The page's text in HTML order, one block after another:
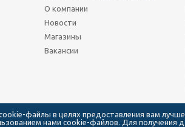
О компании
Новости
Магазины
Вакансии
файлы в целях предоставления вам
нами cookie-файлов. Для получения